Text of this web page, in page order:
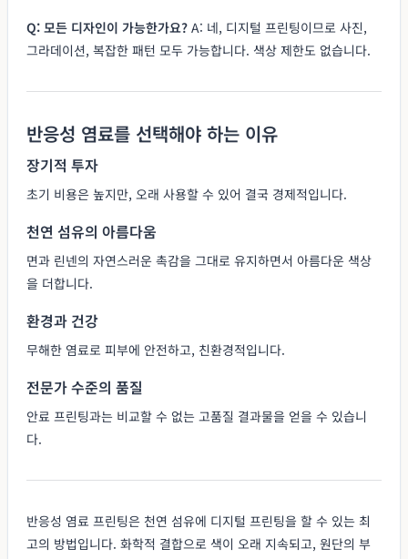
Q: 모든 디자인이 가능한가요? A: 네, 디지털 프린팅이므로 사진,
그라데이션, 복잡한 패턴 모두 가능합니다. 색상 제한도 없습니다.
반응성 염료를 선택해야 하는 이유
장기적 투자
초기 비용은 높지만, 오래 사용할 수 있어 결국 경제적입니다.
천연 섬유의 아름다움
면과 린넨의 자연스러운 촉감을 그대로 유지하면서 아름다운 색상
을 더합니다.
환경과 건강
무해한 염료로 피부에 안전하고, 친환경적입니다.
전문가 수준의 품질
안료 프린팅과는 비교할 수 없는 고품질 결과물을 얻을 수 있습니
다.
반응성 염료 프린팅은 천연 섬유에 디지털 프린팅을 할 수 있는 최
고의 방법입니다. 화학적 결합으로 색이 오래 지속되고, 원단의 부